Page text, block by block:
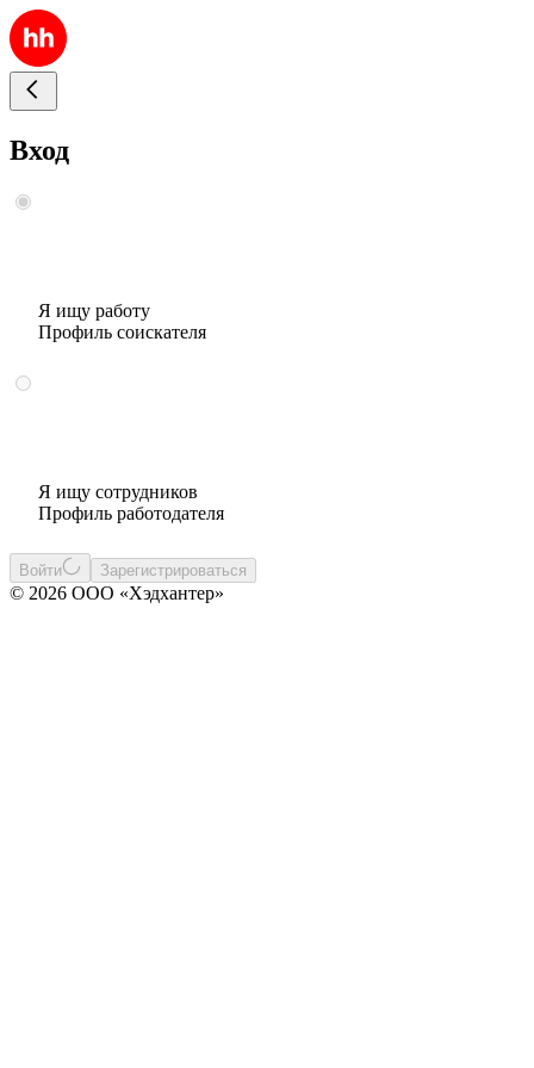
Вход
Я ищу работу
Профиль соискателя
Я ищу сотрудников
Профиль работодателя
Войти Зарегистрироваться
© 2026 ООО «Хэдхантер»